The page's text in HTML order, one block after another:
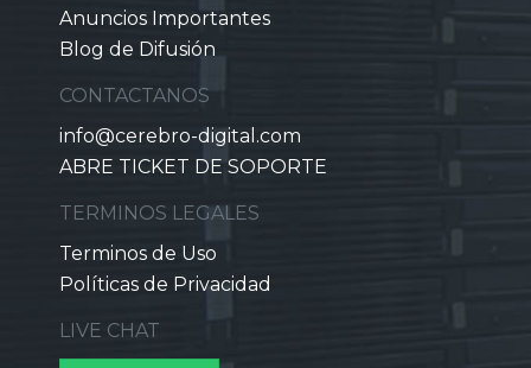
Anuncios Importantes
Blog de Difusión
CONTACTANOS
info@cerebro-digital.com
ABRE TICKET DE SOPORTE
TERMINOS LEGALES
Terminos de Uso
Políticas de Privacidad
LIVE CHAT